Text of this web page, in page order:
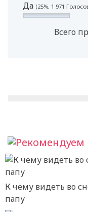
Да (25%, 1 971
Всего
К чему видеть во
папу